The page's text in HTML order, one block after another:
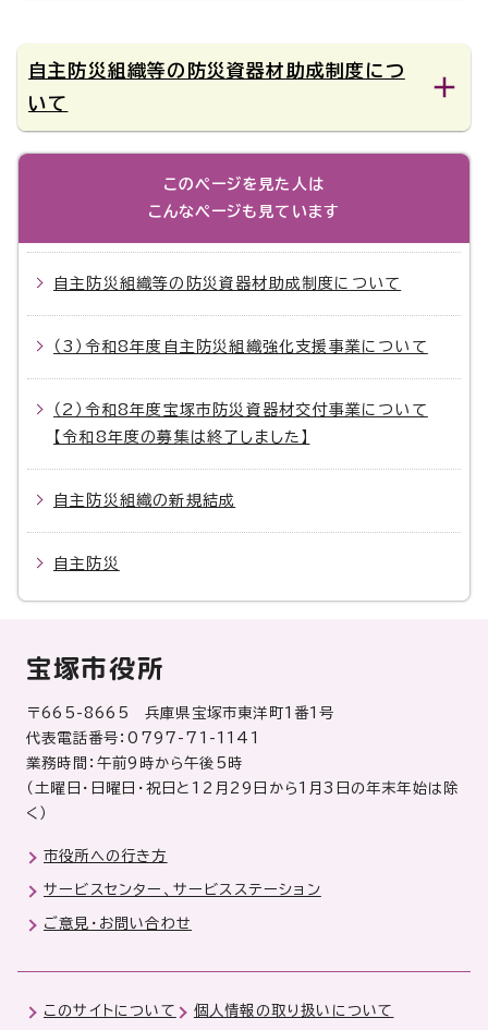
自主防災組織等の防災資器材助成制度につ
いて
このページを見た人は
こんなページも見ています
自主防災組織等の防災資器材助成制度について
（3）令和8年度自主防災組織強化支援事業について
（2）令和8年度宝塚市防災資器材交付事業について
【令和8年度の募集は終了しました】
自主防災組織の新規結成
自主防災
宝塚市役所
〒665-8665 兵庫県宝塚市東洋町1番1号
代表電話番号：0797-71-1141
業務時間：午前9時から午後5時
（土曜日・日曜日・祝日と12月29日から1月3日の年末年始は除
く）
市役所への行き方
サービスセンター、サービスステーション
ご意見・お問い合わせ
このサイトについて 個人情報の取り扱いについて